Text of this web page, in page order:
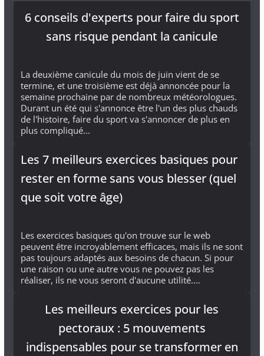
6 conseils d'experts pour faire du sport
sans risque pendant la canicule
La deuxième canicule du mois de juin vient de se
termine, et une troisième est déjà annoncée pour la
semaine prochaine par de nombreux météorologues.
Durant un été qui s'annonce être l'un des plus chauds
de l'histoire, faire du sport va s'annoncer de plus en
plus compliqué...
Les 7 meilleurs exercices basiques pour
rester en forme sans vous blesser (quel
que soit votre âge)
Les exercices basiques qu'on trouve sur le web
peuvent être incroyablement efficaces, mais ils ne sont
pas toujours adaptés aux besoins de chacun. Si pour
une raison ou une autre vous ne pouvez pas les
réaliser, ils ne vous seront d'aucune utilité.…
Les meilleurs exercices pour les
pectoraux : 5 mouvements
indispensables pour se transformer en